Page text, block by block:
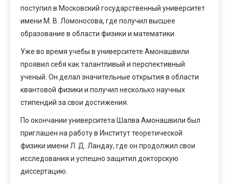
поступил в Московский государственный университет
имени М. В. Ломоносова, где получил высшее
образование в области физики и математики.
Уже во время учебы в университете Амонашвили
проявил себя как талантливый и перспективный
ученый. Он делал значительные открытия в области
квантовой физики и получил несколько научных
стипендий за свои достижения.
По окончании университета Шалва Амонашвили был
приглашен на работу в Институт теоретической
физики имени Л. Д. Ландау, где он продолжил свои
исследования и успешно защитил докторскую
диссертацию.